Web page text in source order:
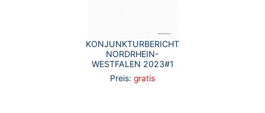
KONJUNKTURBERICHT
NORDRHEIN-
WESTFALEN 2023#1
Preis: gratis